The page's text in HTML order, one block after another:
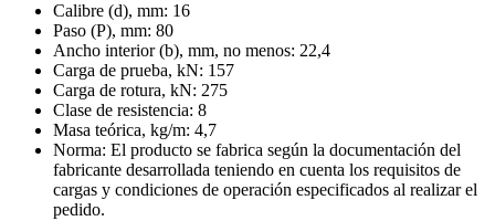
Calibre (d), mm: 16
Paso (P), mm: 80
Ancho interior (b), mm, no menos: 22,4
Carga de prueba, kN: 157
Carga de rotura, kN: 275
Clase de resistencia: 8
Masa teórica, kg/m: 4,7
Norma: El producto se fabrica según la documentación del
fabricante desarrollada teniendo en cuenta los requisitos de
cargas y condiciones de operación especificados al realizar el
pedido.